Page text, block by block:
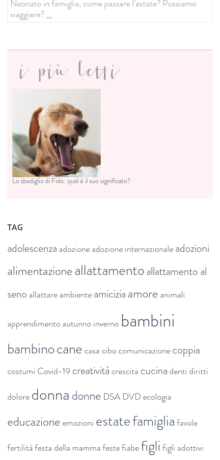
Neonato in famiglia, come passare l'estate? Possiamo
viaggiare?...
i più letti
Lo sbadiglio di Fido: qual è il suo significato?
TAG
adolescenza adozioneadozione internazionaleadozioni
alimentazioneallattamentoallattamento al
seno allattareambienteamiciziaamore animali
apprendimento autunno inverno bambini
bambinocanecasacibocomunicazionecoppia
costumi Covid-19 creativitàcrescita cucinadentidiritti
doloredonnadonne DSA DVDecologia
educazioneemozioni estatefamigliafavole
fertilitàfesta della mammafestefiabefigli figli adottivi